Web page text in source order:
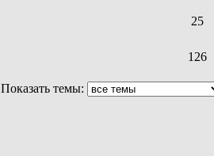
25
126
Показать темы: